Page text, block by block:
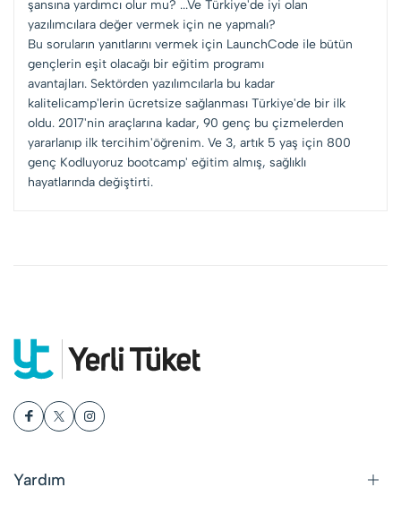
şansına yardımcı olur mu? ...Ve Türkiye'de iyi olan
yazılımcılara değer vermek için ne yapmalı?
Bu soruların yanıtlarını vermek için LaunchCode ile bütün
gençlerin eşit olacağı bir eğitim programı
avantajları. Sektörden yazılımcılarla bu kadar
kalitelicamp'lerin ücretsize sağlanması Türkiye'de bir ilk
oldu. 2017'nin araçlarına kadar, 90 genç bu çizmelerden
yararlanıp ilk tercihim'öğrenim. Ve 3, artık 5 yaş için 800
genç Kodluyoruz bootcamp' eğitim almış, sağlıklı
hayatlarında değiştirti.
Yardım